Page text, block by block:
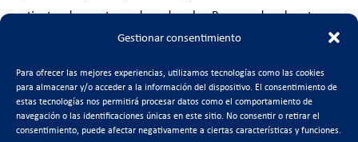
Gestionar consentimiento
Para ofrecer las mejores experiencias, utilizamos tecnologías como las cookies
para almacenar y/o acceder a la información del dispositivo. El consentimiento de
estas tecnologías nos permitirá procesar datos como el comportamiento de
navegación o las identificaciones únicas en este sitio. No consentir o retirar el
consentimiento, puede afectar negativamente a ciertas características y funciones.
vertientes de nuestra cadena de valor. Para ayudar al sector en
este objetivo prioritario, en CTCON contamos con un área de
por la sociedad y nuestras empresas.
Líneas de I+D+i